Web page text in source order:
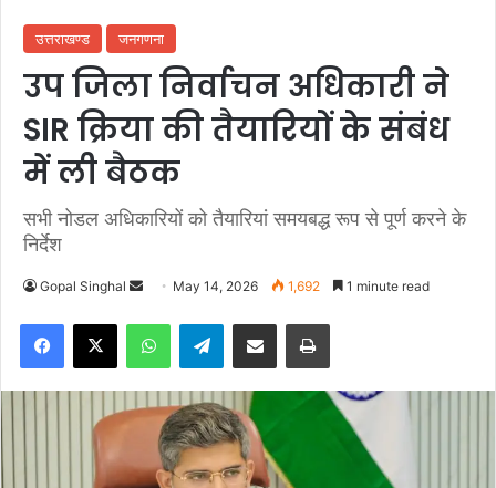
उत्तराखण्ड जनगणना
उप जिला निर्वाचन अधिकारी ने
SIR क्रिया की तैयारियों के संबंध
में ली बैठक
सभी नोडल अधिकारियों को तैयारियां समयबद्ध रूप से पूर्ण करने के
निर्देश
Gopal Singhal
n
d
a
n
m
May 14, 2026 1,692 1 minute read
Telegram